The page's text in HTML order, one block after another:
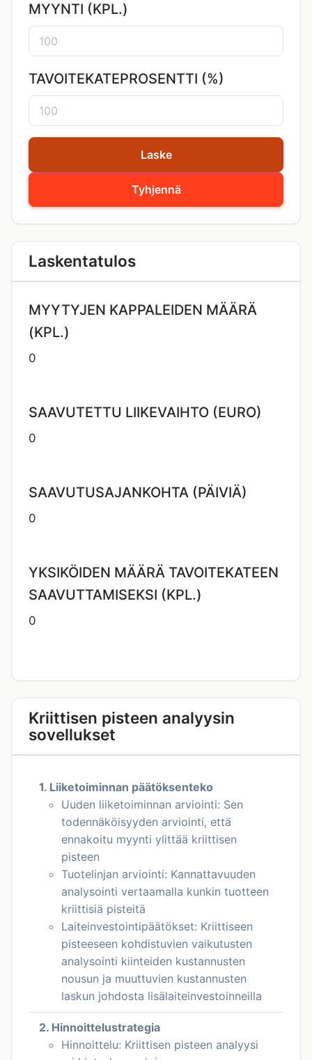
MYYNTI (KPL.)
TAVOITEKATEPROSENTTI (%)
Tyhjennä
Laske
Laskentatulos
MYYTYJEN KAPPALEIDEN MÄÄRÄ
(KPL.)
0
SAAVUTETTU LIIKEVAIHTO (EURO)
0
SAAVUTUSAJANKOHTA (PÄIVIÄ)
0
YKSIKÖIDEN MÄÄRÄ TAVOITEKATEEN
SAAVUTTAMISEKSI (KPL.)
0
Kriittisen pisteen analyysin
sovellukset
1. Liiketoiminnan päätöksenteko
Uuden liiketoiminnan arviointi: Sen
todennäköisyyden arviointi, että
ennakoitu myynti ylittää kriittisen
pisteen
Tuotelinjan arviointi: Kannattavuuden
analysointi vertaamalla kunkin tuotteen
kriittisiä pisteitä
Laiteinvestointipäätökset: Kriittiseen
pisteeseen kohdistuvien vaikutusten
analysointi kiinteiden kustannusten
nousun ja muuttuvien kustannusten
laskun johdosta lisälaiteinvestoinneilla
2. Hinnoittelustrategia
Hinnoittelu: Kriittisen pisteen analyysi